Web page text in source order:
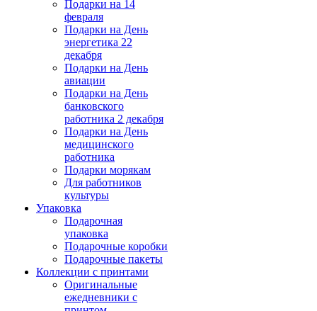
Подарки на 14
февраля
Подарки на День
энергетика 22
декабря
Подарки на День
авиации
Подарки на День
банковского
работника 2 декабря
Подарки на День
медицинского
работника
Подарки морякам
Для работников
культуры
Упаковка
Подарочная
упаковка
Подарочные коробки
Подарочные пакеты
Коллекции с принтами
Оригинальные
ежедневники с